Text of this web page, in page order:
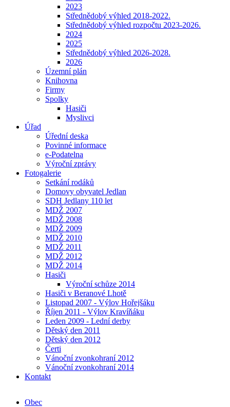
2023
Střednědobý výhled 2018-2022.
Střednědobý výhled rozpočtu 2023-2026.
2024
2025
Střednědobý výhled 2026-2028.
2026
Územní plán
Knihovna
Firmy
Spolky
Hasiči
Myslivci
Úřad
Úřední deska
Povinné informace
e-Podatelna
Výroční zprávy
Fotogalerie
Setkání rodáků
Domovy obyvatel Jedlan
SDH Jedlany 110 let
MDŽ 2007
MDŽ 2008
MDŽ 2009
MDŽ 2010
MDŽ 2011
MDŽ 2012
MDŽ 2014
Hasiči
Výroční schůze 2014
Hasiči v Beranové Lhotě
Listopad 2007 - Výlov Hořejšáku
Říjen 2011 - Výlov Kravíňáku
Leden 2009 - Lední derby
Dětský den 2011
Dětský den 2012
Čerti
Vánoční zvonkohraní 2012
Vánoční zvonkohraní 2014
Kontakt
Obec